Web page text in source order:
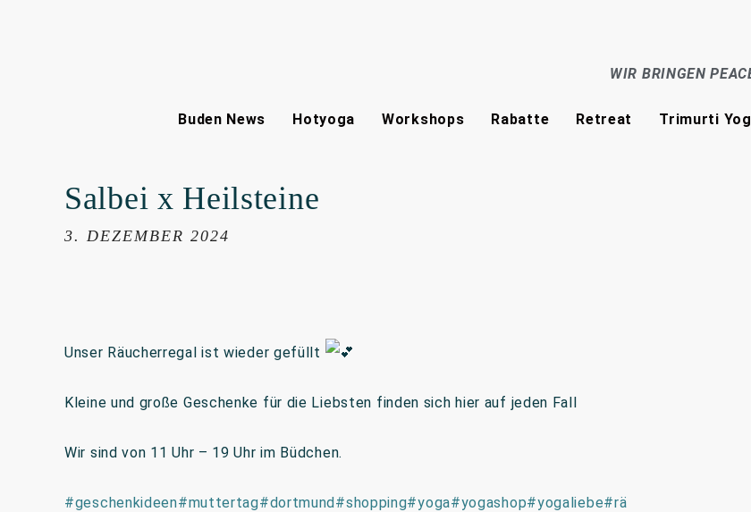
WIR BRINGEN
Buden News Hotyoga Workshops Rabatte Retreat Trimurti
Salbei x Heilsteine
3. DEZEMBER 2024
Unser Räucherregal ist wieder gefüllt
Kleine und große Geschenke für die Liebsten finden sich hier auf jeden Fall
Wir sind von 11 Uhr – 19 Uhr im Büdchen.
#geschenkideen#muttertag#dortmund#shopping#yoga#yogashop#yogaliebe#rä